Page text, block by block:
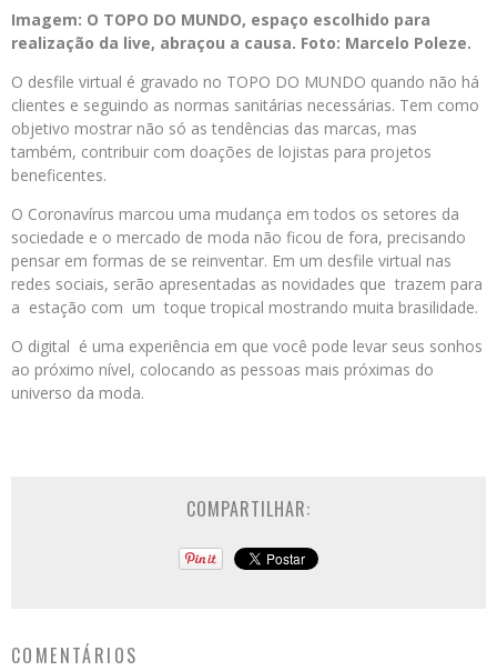
Imagem: O TOPO DO MUNDO, espaço escolhido para
realização da live, abraçou a causa. Foto: Marcelo Poleze.
O desfile virtual é gravado no TOPO DO MUNDO quando não há
clientes e seguindo as normas sanitárias necessárias. Tem como
objetivo mostrar não só as tendências das marcas, mas
também, contribuir com doações de lojistas para projetos
beneficentes.
O Coronavírus marcou uma mudança em todos os setores da
sociedade e o mercado de moda não ficou de fora, precisando
pensar em formas de se reinventar. Em um desfile virtual nas
redes sociais, serão apresentadas as novidades que trazem para
a estação com um toque tropical mostrando muita brasilidade.
O digital é uma experiência em que você pode levar seus sonhos
ao próximo nível, colocando as pessoas mais próximas do
universo da moda.
COMPARTILHAR:
COMENTÁRIOS